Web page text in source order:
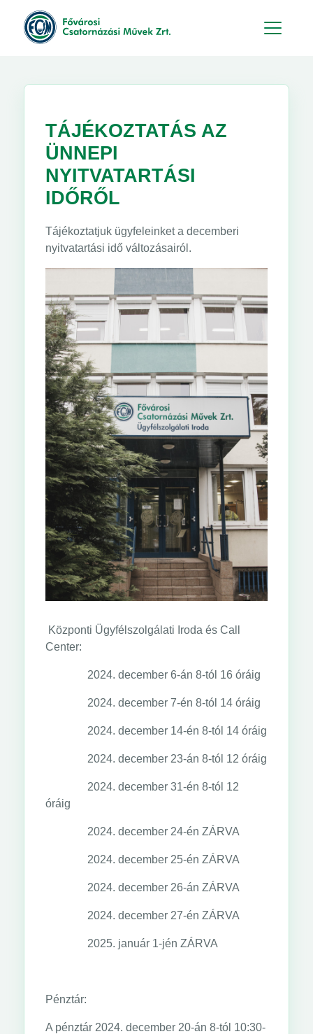
TÁJÉKOZTATÁS AZ
ÜNNEPI
NYITVATARTÁSI
IDŐRŐL
Tájékoztatjuk ügyfeleinket a decemberi
nyitvatartási idő változásairól.
Központi Ügyfélszolgálati Iroda és Call
Center:
2024. december 6-án 8-tól 16 óráig
2024. december 7-én 8-tól 14 óráig
2024. december 14-én 8-tól 14 óráig
2024. december 23-án 8-tól 12 óráig
2024. december 31-én 8-tól 12
óráig
2024. december 24-én ZÁRVA
2024. december 25-én ZÁRVA
2024. december 26-án ZÁRVA
2024. december 27-én ZÁRVA
2025. január 1-jén ZÁRVA
Pénztár:
A pénztár 2024. december 20-án 8-tól 10:30-